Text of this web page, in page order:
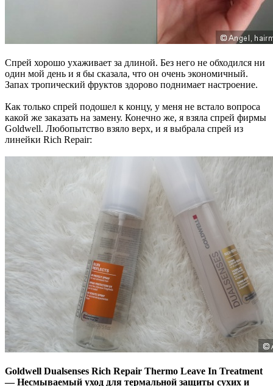
Спрей хорошо ухаживает за длиной. Без него не обходился ни
один мой день и я бы сказала, что он очень экономичный.
Запах тропический фруктов здорово поднимает настроение.
Как только спрей подошел к концу, у меня не встало вопроса
какой же заказать на замену. Конечно же, я взяла спрей фирмы
Goldwell. Любопытство взяло верх, и я выбрала спрей из
линейки Rich Repair:
Goldwell Dualsenses Rich Repair Thermo Leave In Treatment
— Несмываемый уход для термальной защиты сухих и